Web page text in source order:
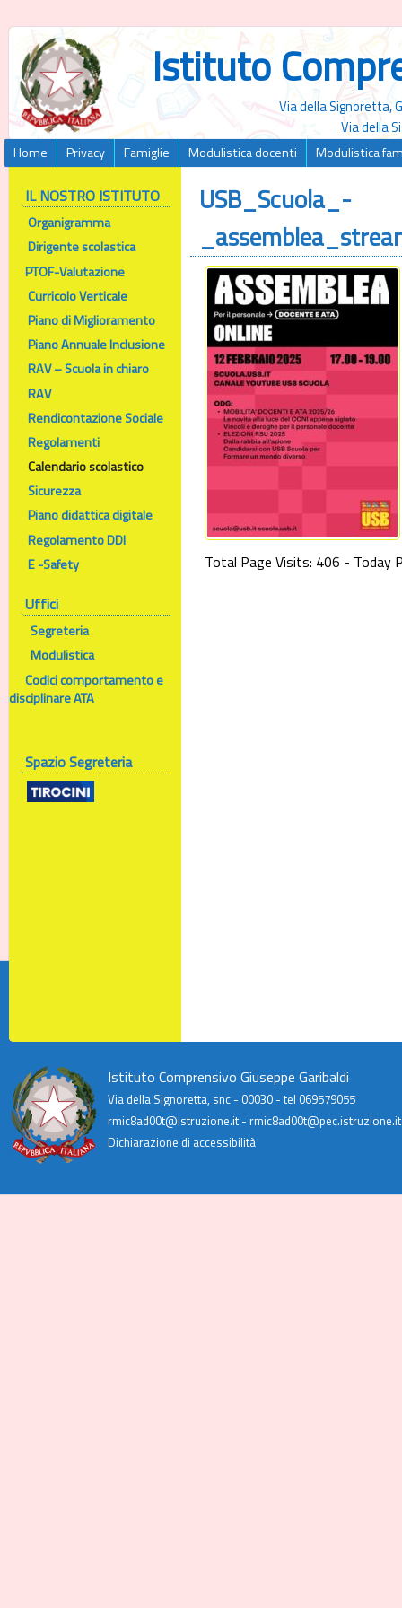
Istituto
Via della Signoretta,
Via della
Home Privacy Famiglie Modulistica docenti Modulistica
IL NOSTRO ISTITUTO
Organigramma
Dirigente scolastica
PTOF-Valutazione
Curricolo Verticale
Piano di Miglioramento
Piano Annuale Inclusione
RAV – Scuola in chiaro
RAV
Rendicontazione Sociale
Regolamenti
Calendario scolastico
Sicurezza
Piano didattica digitale
Regolamento DDI
E -Safety
Uffici
Segreteria
Modulistica
Codici comportamento e
disciplinare ATA
Spazio Segreteria
USB_Scuola_-
Total Page Visits: 406 - Today
Istituto Comprensivo Giuseppe Garibaldi
Via della Signoretta, snc - 00030 - tel 069579055
rmic8ad00t@istruzione.it - rmic8ad00t@pec.istruzione.it
Dichiarazione di accessibilità